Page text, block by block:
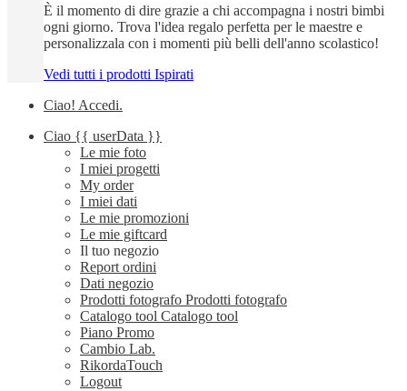
È il momento di dire grazie a chi accompagna i nostri bimbi
ogni giorno. Trova l'idea regalo perfetta per le maestre e
personalizzala con i momenti più belli dell'anno scolastico!
Vedi tutti i prodotti Ispirati
Ciao! Accedi.
Ciao {{ userData }}
Le mie foto
I miei progetti
My order
I miei dati
Le mie promozioni
Le mie giftcard
Il tuo negozio
Report ordini
Dati negozio
Prodotti fotografo Prodotti fotografo
Catalogo tool Catalogo tool
Piano Promo
Cambio Lab.
RikordaTouch
Logout